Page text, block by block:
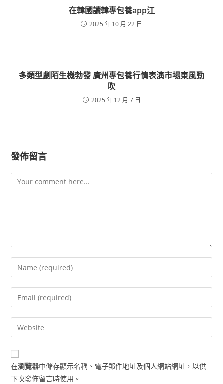
在韓國讀韓專包養app江
2025 年 10 月 22 日
多類型劇陌生機勃發 廣州專包養行情表演市場東風勁
吹
2025 年 12 月 7 日
發佈留言
Comment
Enter
your
name
comment
Enter
your
email
address
comment
Enter
your
website
URL
(optional)
在瀏覽器中儲存顯示名稱、電子郵件地址及個人網站網址，以供
下次發佈留言時使用。